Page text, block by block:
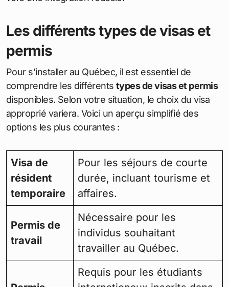
Les différents types de visas et
permis
Pour s’installer au Québec, il est essentiel de
comprendre les différents types de visas et permis
disponibles. Selon votre situation, le choix du visa
approprié variera. Voici un aperçu simplifié des
options les plus courantes :
Visa de
résident
temporaire
Pour les séjours de courte
durée, incluant tourisme et
affaires.
Permis de
travail
Nécessaire pour les
individus souhaitant
travailler au Québec.
Requis pour les étudiants